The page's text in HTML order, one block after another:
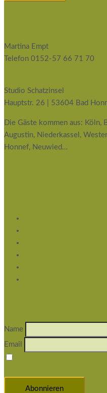
Martina Empt
Telefon 0152-57 66 71 70
Studio Schatzinsel
Hauptstr. 26 | 53604 Bad
Die Gäste kommen aus: Köln,
Augustin, Niederkassel,
Honnef, Neuwied…
Name
Email